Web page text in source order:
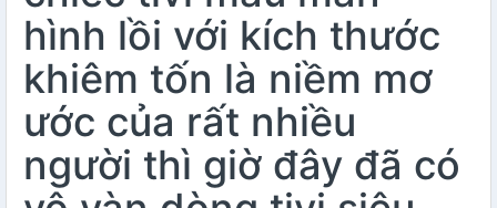
hình lồi với kích thước
khiêm tốn là niềm mơ
ước của rất nhiều
người thì giờ đây đã có